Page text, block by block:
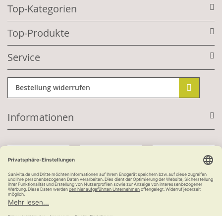
Top-Kategorien
Top-Produkte
Service
Bestellung widerrufen
Informationen
Kauf auf Rechnung